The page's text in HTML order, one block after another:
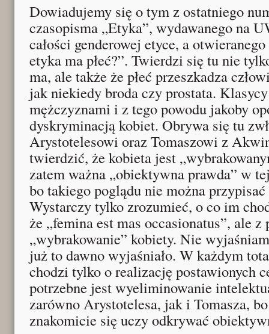
Dowiadujemy się o tym z ostatniego
czasopisma „Etyka”, wydawanego na
całości genderowej etyce, a
etyka ma płeć?”. Twierdzi się tu nie
ma, ale także że płeć przeszkadza
jak niekiedy broda czy prostata.
mężczyznami i z tego powodu jakoby
dyskryminacją kobiet. Obrywa się tu
Arystotelesowi oraz Tomaszowi z
twierdzić, że kobieta jest
zatem ważna „obiektywna prawda” w
bo takiego poglądu nie można
Wystarczy tylko zrozumieć, o co im
że „femina est mas occasionatus”, ale z
„wybrakowanie” kobiety. Nie
już to dawno wyjaśniało. W każdym
chodzi tylko o realizację postawionych
potrzebne jest wyeliminowanie
zarówno Arystotelesa, jak i Tomasza,
znakomicie się uczy odkrywać